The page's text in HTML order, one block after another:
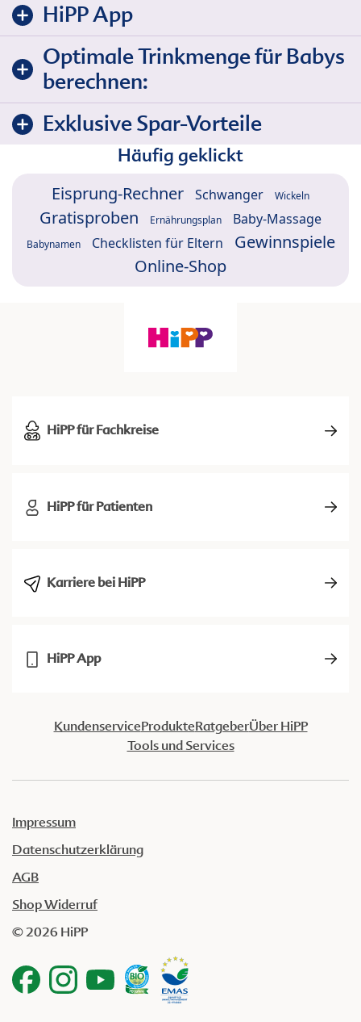
HiPP App
Optimale Trinkmenge für Babys
berechnen:
Exklusive Spar-Vorteile
Häufig geklickt
Eisprung-Rechner Schwanger Wickeln
Gratisproben Ernährungsplan Baby-Massage
Babynamen Checklisten für Eltern
Gewinnspiele
Online-Shop
HiPP für Fachkreise
HiPP für Patienten
Karriere bei HiPP
HiPP App
KundenserviceProdukteRatgeberÜber HiPP
Tools und Services
Impressum
Datenschutzerklärung
AGB
Shop Widerruf
© 2026 HiPP